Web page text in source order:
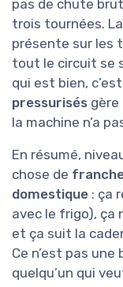
pas de chute
trois tournées.
présente sur les
tout le circuit se
qui est bien,
pressurisés gère
la machine n’a
En résumé,
chose de
domestique : ça
avec le frigo), ça
et ça suit la
Ce n’est pas
quelqu’un qui